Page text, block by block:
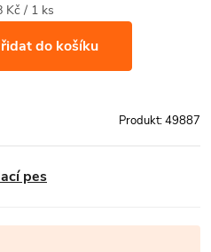
Kč / 1 ks
do košíku
Produkt:49887
pes